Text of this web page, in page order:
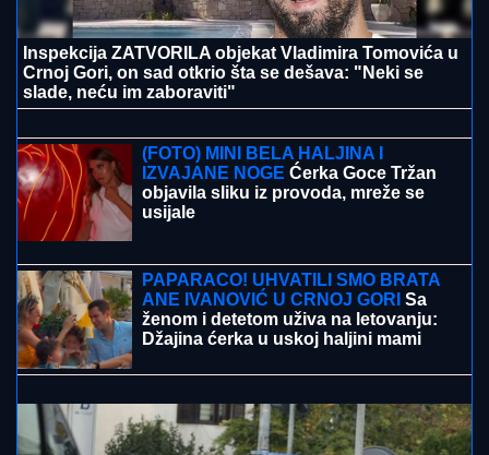
Inspekcija ZATVORILA objekat Vladimira Tomovića u
Crnoj Gori, on sad otkrio šta se dešava: "Neki se
slade, neću im zaboraviti"
PREKINULA JUTARNJI PROGRAM
Svi misle da su ove brutalne reči
upućene Draganu: "Svima sam donela
samo dobro"
objavila sliku iz provoda, mreže se
usijale